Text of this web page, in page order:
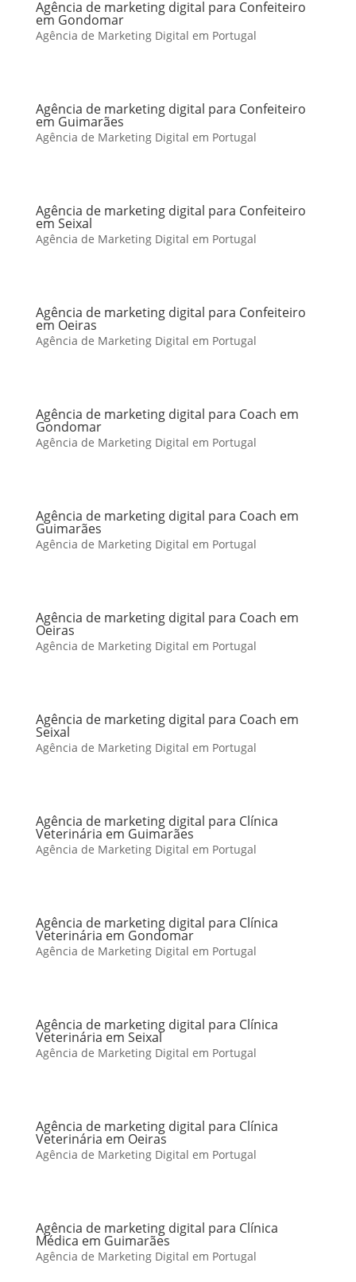
Agência de marketing digital para Confeiteiro
em Gondomar
Agência de Marketing Digital em Portugal
Agência de marketing digital para Confeiteiro
em Guimarães
Agência de Marketing Digital em Portugal
Agência de marketing digital para Confeiteiro
em Seixal
Agência de Marketing Digital em Portugal
Agência de marketing digital para Confeiteiro
em Oeiras
Agência de Marketing Digital em Portugal
Agência de marketing digital para Coach em
Gondomar
Agência de Marketing Digital em Portugal
Agência de marketing digital para Coach em
Guimarães
Agência de Marketing Digital em Portugal
Agência de marketing digital para Coach em
Oeiras
Agência de Marketing Digital em Portugal
Agência de marketing digital para Coach em
Seixal
Agência de Marketing Digital em Portugal
Agência de marketing digital para Clínica
Veterinária em Guimarães
Agência de Marketing Digital em Portugal
Agência de marketing digital para Clínica
Veterinária em Gondomar
Agência de Marketing Digital em Portugal
Agência de marketing digital para Clínica
Veterinária em Seixal
Agência de Marketing Digital em Portugal
Agência de marketing digital para Clínica
Veterinária em Oeiras
Agência de Marketing Digital em Portugal
Agência de marketing digital para Clínica
Médica em Guimarães
Agência de Marketing Digital em Portugal